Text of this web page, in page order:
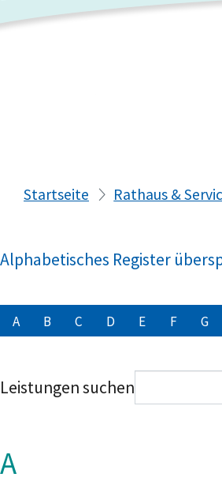
Startseite Rathaus &
Alphabetisches Register
A B C D E F G
Leistungen suchen
A